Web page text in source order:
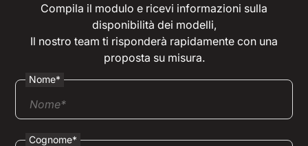
Compila il modulo e ricevi informazioni sulla
disponibilità dei modelli,
Il nostro team ti risponderà rapidamente con una
proposta su misura.
Nome*
Cognome*